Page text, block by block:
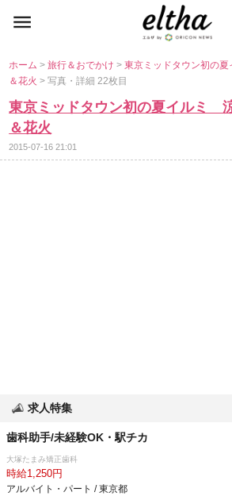
ホーム>旅行＆おでかけ>東京ミッドタウン初の
＆花火> 写真・詳細 22枚目
東京ミッドタウン初の夏イルミ
＆花火
2015-07-16 21:01
求人特集
歯科助手/未経験OK・駅チカ
大塚たまみ矯正歯科
時給1,250円
アルバイト・パート / 東京都